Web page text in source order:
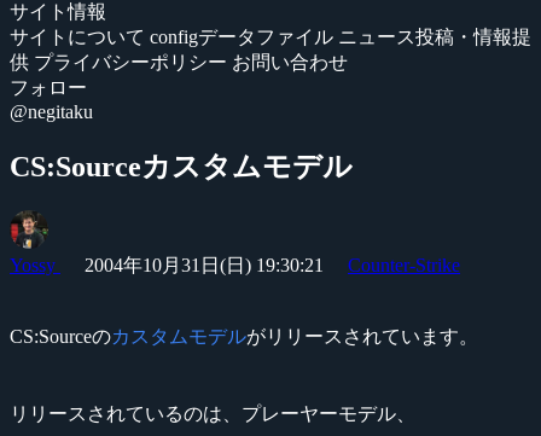
サイト情報
サイトについて configデータファイル ニュース投稿・情報提
供 プライバシーポリシー お問い合わせ
フォロー
@negitaku
CS:Sourceカスタムモデル
Yossy 2004年10月31日(日) 19:30:21 Counter-Strike
CS:Sourceのカスタムモデルがリリースされています。
リリースされているのは、プレーヤーモデル、